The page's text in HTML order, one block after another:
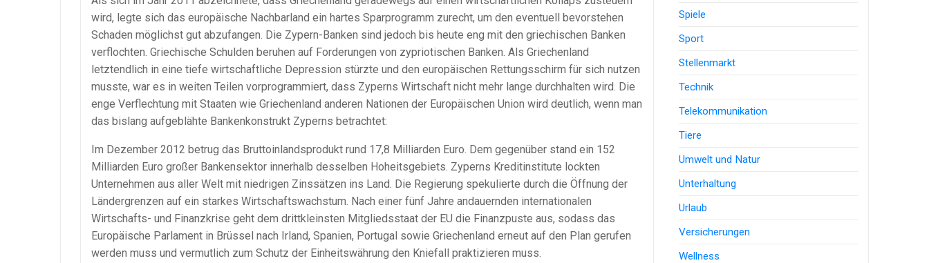
wird, legte sich das europäische Nachbarland ein hartes Sparprogramm zurecht, um den eventuell bevorstehen
Schaden möglichst gut abzufangen. Die Zypern-Banken sind jedoch bis heute eng mit den griechischen Banken
verflochten. Griechische Schulden beruhen auf Forderungen von zypriotischen Banken. Als Griechenland
letztendlich in eine tiefe wirtschaftliche Depression stürzte und den europäischen Rettungsschirm für sich nutzen
musste, war es in weiten Teilen vorprogrammiert, dass Zyperns Wirtschaft nicht mehr lange durchhalten wird. Die
enge Verflechtung mit Staaten wie Griechenland anderen Nationen der Europäischen Union wird deutlich, wenn man
das bislang aufgeblähte Bankenkonstrukt Zyperns betrachtet:
Im Dezember 2012 betrug das Bruttoinlandsprodukt rund 17,8 Milliarden Euro. Dem gegenüber stand ein 152
Milliarden Euro großer Bankensektor innerhalb desselben Hoheitsgebiets. Zyperns Kreditinstitute lockten
Unternehmen aus aller Welt mit niedrigen Zinssätzen ins Land. Die Regierung spekulierte durch die Öffnung der
Ländergrenzen auf ein starkes Wirtschaftswachstum. Nach einer fünf Jahre andauernden internationalen
Wirtschafts- und Finanzkrise geht dem drittkleinsten Mitgliedsstaat der EU die Finanzpuste aus, sodass das
Europäische Parlament in Brüssel nach Irland, Spanien, Portugal sowie Griechenland erneut auf den Plan gerufen
werden muss und vermutlich zum Schutz der Einheitswährung den Kniefall praktizieren muss.
Spiele
Sport
Stellenmarkt
Technik
Telekommunikation
Tiere
Umwelt und Natur
Unterhaltung
Urlaub
Versicherungen
Wellness